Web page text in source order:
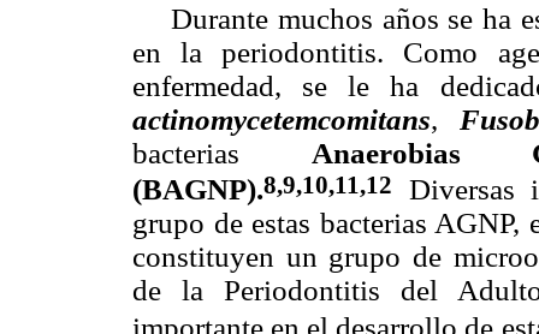
Durante muchos años se ha
en la periodontitis. Como
enfermedad, se le ha
actinomycetemcomitans,
bacterias Anaerobias
(BAGNP).8,9,10,11,12
Diversas
grupo de estas bacterias AGNP,
constituyen un grupo de
de la Periodontitis del
importante en el desarrollo de